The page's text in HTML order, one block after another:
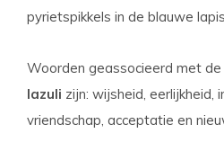
pyrietspikkels in de blauwe
Woorden geassocieerd met de
lazuli zijn: wijsheid, eerlijkheid,
vriendschap, acceptatie en